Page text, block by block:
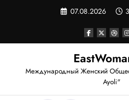
07.08.2026
Международный Женский
Ayoli"